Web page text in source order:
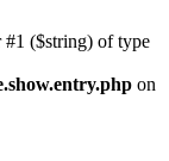
#1 ($string) of type
on